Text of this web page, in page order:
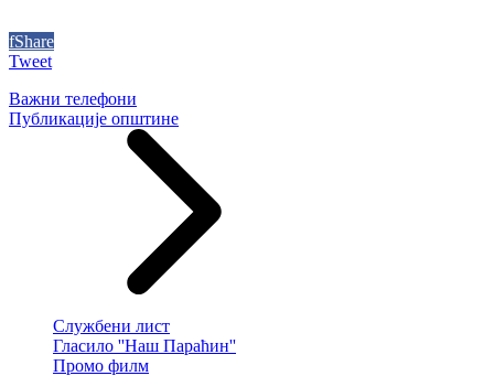
fShare
Tweet
Важни телефони
Публикације општине
Службени лист
Гласило ''Наш Параћин''
Промо филм